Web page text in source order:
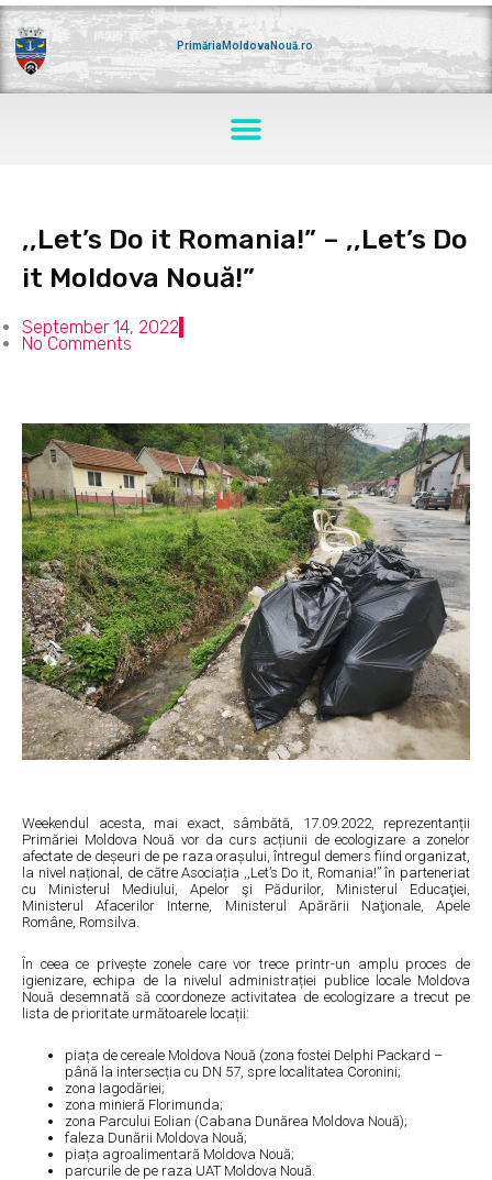
Skip
to
content
PrimăriaMoldovaNouă.ro
Menu
,,Let’s Do it Romania!” – ,,Let’s Do
it Moldova Nouă!”
September 14, 2022
No Comments
Weekendul acesta, mai exact, sâmbătă, 17.09.2022, reprezentanții
Primăriei Moldova Nouă vor da curs acțiunii de ecologizare a zonelor
afectate de deșeuri de pe raza orașului, întregul demers fiind organizat,
la nivel național, de către Asociația ,,Let’s Do it, Romania!” în parteneriat
cu Ministerul Mediului, Apelor şi Pădurilor, Ministerul Educaţiei,
Ministerul Afacerilor Interne, Ministerul Apărării Naţionale, Apele
Române, Romsilva.
În ceea ce privește zonele care vor trece printr-un amplu proces de
igienizare, echipa de la nivelul administrației publice locale Moldova
Nouă desemnată să coordoneze activitatea de ecologizare a trecut pe
lista de prioritate următoarele locații:
piața de cereale Moldova Nouă (zona fostei Delphi Packard –
până la intersecția cu DN 57, spre localitatea Coronini;
zona Iagodăriei;
zona minieră Florimunda;
zona Parcului Eolian (Cabana Dunărea Moldova Nouă);
faleza Dunării Moldova Nouă;
piața agroalimentară Moldova Nouă;
parcurile de pe raza UAT Moldova Nouă.